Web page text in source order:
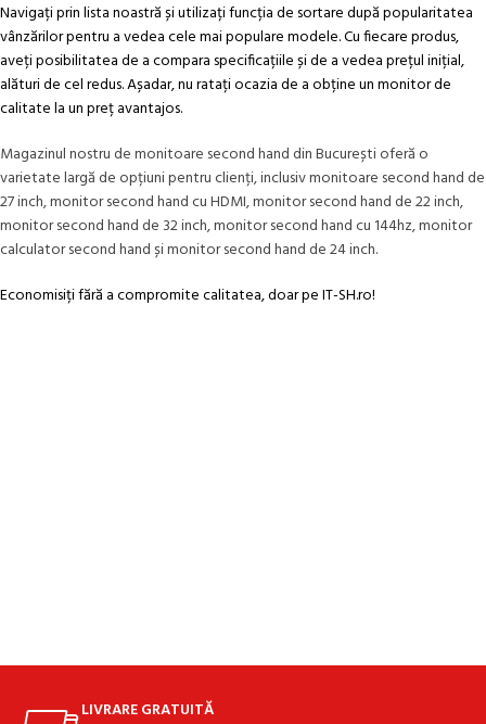
Navigați prin lista noastră și utilizați funcția de sortare după popularitatea
vânzărilor pentru a vedea cele mai populare modele. Cu fiecare produs,
aveți posibilitatea de a compara specificațiile și de a vedea prețul inițial,
alături de cel redus. Așadar, nu ratați ocazia de a obține un monitor de
calitate la un preț avantajos.
Magazinul nostru de monitoare second hand din București oferă o
varietate largă de opțiuni pentru clienți, inclusiv monitoare second hand de
27 inch, monitor second hand cu HDMI, monitor second hand de 22 inch,
monitor second hand de 32 inch, monitor second hand cu 144hz, monitor
calculator second hand și monitor second hand de 24 inch.
Economisiți fără a compromite calitatea, doar pe IT-SH.ro!
LIVRARE GRATUITĂ